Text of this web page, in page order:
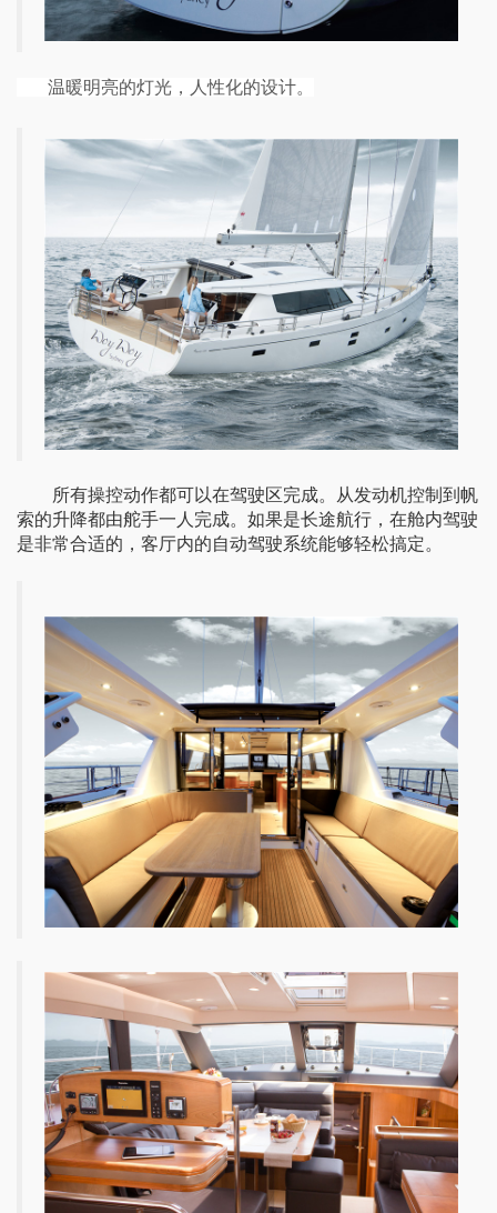
温暖明亮的灯光，人性化的设计。
所有操控动作都可以在驾驶区完成。从发动机控制 到帆
索的升降都由舵手一人完成。如果是长途航行，在舱内驾驶
是非常合适的，客厅内的自动驾驶系统能够轻松搞定。